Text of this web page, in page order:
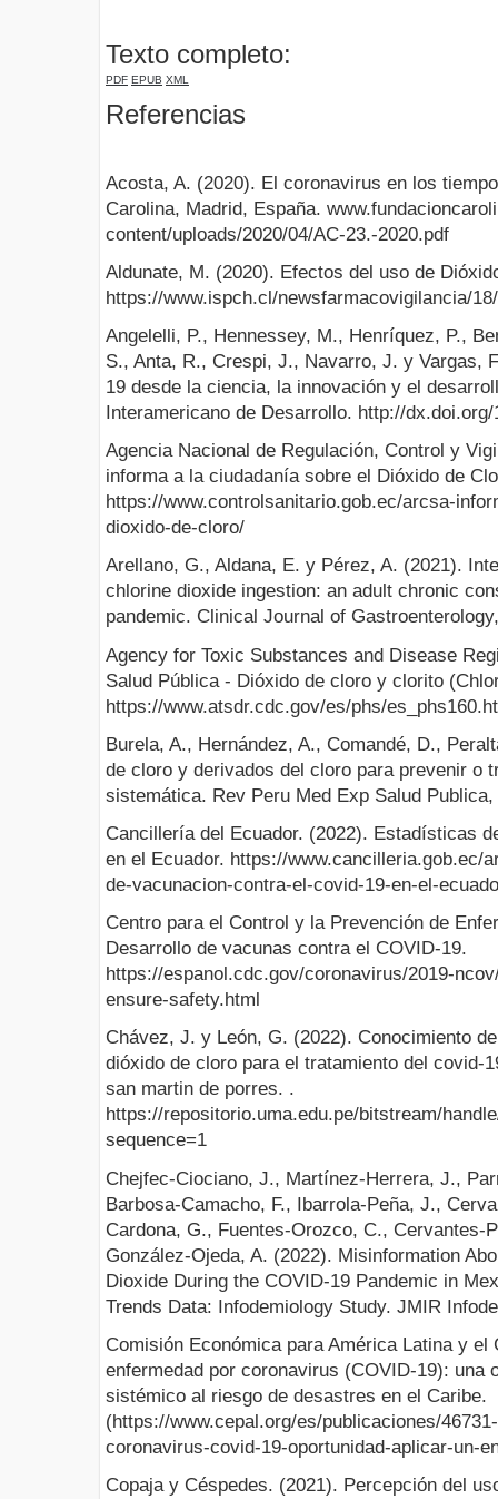
Texto completo:
PDF EPUB XML
Referencias
Acosta, A. (2020). El coronavirus en los
Carolina, Madrid, España.
content/uploads/2020/04/AC-23.-2020.pdf
Aldunate, M. (2020). Efectos del uso de
https://www.ispch.cl/newsfarmacovigilancia/
Angelelli, P., Hennessey, M., Henríquez, P.,
S., Anta, R., Crespi, J., Navarro, J. y Vargas,
19 desde la ciencia, la innovación y el
Interamericano de Desarrollo. http://dx.doi.org/
Agencia Nacional de Regulación, Control y
informa a la ciudadanía sobre el Dióxido de
https://www.controlsanitario.gob.ec/arcsa-
dioxido-de-cloro/
Arellano, G., Aldana, E. y Pérez, A. (2021).
chlorine dioxide ingestion: an adult chronic
pandemic. Clinical Journal of
Agency for Toxic Substances and Disease
Salud Pública - Dióxido de cloro y clorito
https://www.atsdr.cdc.gov/es/phs/
Burela, A., Hernández, A., Comandé, D.,
de cloro y derivados del cloro para prevenir o
sistemática. Rev Peru Med Exp Salud
Cancillería del Ecuador. (2022). Estadísticas
en el Ecuador. https://www.cancilleria.gob.ec/
de-vacunacion-contra-el-covid-19-en-el-
Centro para el Control y la Prevención de
Desarrollo de vacunas contra el COVID-19.
https://espanol.cdc.gov/coronavirus/2019-
ensure-safety.html
Chávez, J. y León, G. (2022). Conocimiento
dióxido de cloro para el tratamiento del covid-
san martin de porres. .
https://repositorio.uma.edu.pe/bitstream/
sequence=1
Chejfec-Ciociano, J., Martínez-Herrera, J.,
Barbosa-Camacho, F., Ibarrola-Peña, J.,
Cardona, G., Fuentes-Orozco, C., Cervantes-
González-Ojeda, A. (2022). Misinformation
Dioxide During the COVID-19 Pandemic in
Trends Data: Infodemiology Study. JMIR
Comisión Económica para América Latina y el
enfermedad por coronavirus (COVID-19): una
sistémico al riesgo de desastres en el Caribe.
(https://www.cepal.org/es/publicaciones/
coronavirus-covid-19-oportunidad-aplicar-un-
Copaja y Céspedes. (2021). Percepción del